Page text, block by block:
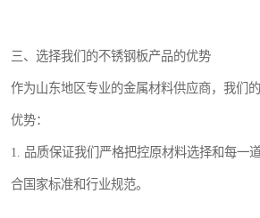
三、选择我们的不锈钢板产品的优势
作为山东地区专业的金属材料供应商，我们
优势：
1. 品质保证我们严格把控原材料选择和每一
合国家标准和行业规范。